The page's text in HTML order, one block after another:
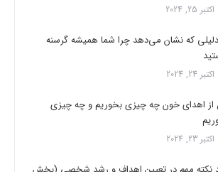
اکتبر 25, 2024
14 دلیلی که نشان می‌دهد چرا شما همیشه گرسنه
اکتبر 24, 2024
از اهدای خون چه چیزی بخوریم و چه چیزی
اکتبر 23, 2024